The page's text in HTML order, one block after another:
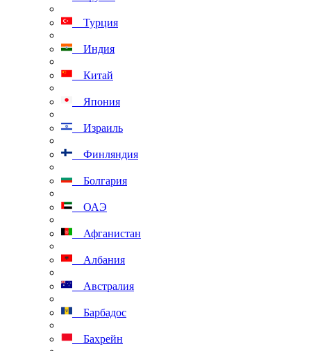
Турция
Индия
Китай
Япония
Израиль
Финляндия
Болгария
ОАЭ
Афганистан
Албания
Австралия
Барбадос
Бахрейн